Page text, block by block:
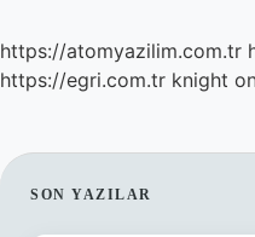
https://atomyazilim.com.tr
https://egri.com.tr knight
SIDEBAR
SON YAZILAR